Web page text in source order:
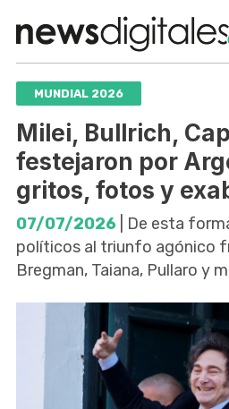
MUNDIAL 2026
Milei, Bullrich,
festejaron por
gritos, fotos y
07/07/2026 | De esta
políticos al triunfo agónico
Bregman, Taiana, Pullaro y